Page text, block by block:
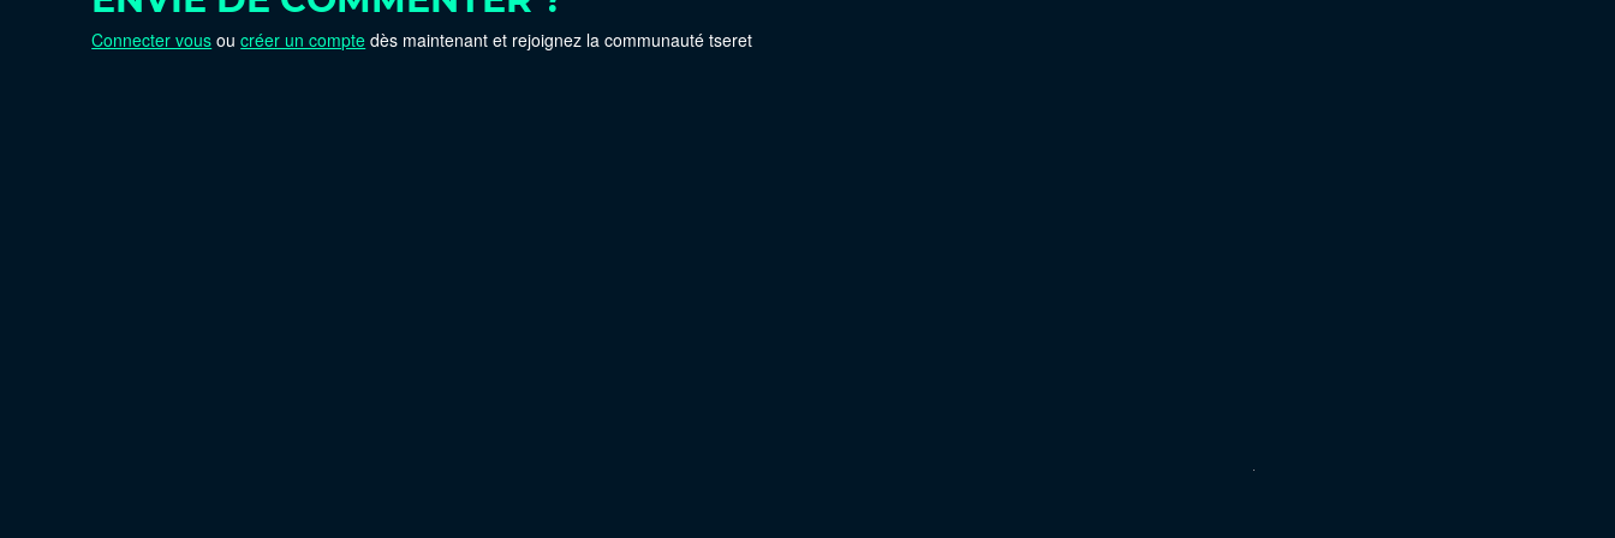
Connecter vous oucréer un compte dès maintenant et rejoignez la communauté tseret